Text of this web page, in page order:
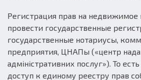
Регистрация прав на
провести государственные
государственные нотариусы,
предприятия, ЦНАПы («центр
адміністративних послуг»). То
доступ к единому реестру прав